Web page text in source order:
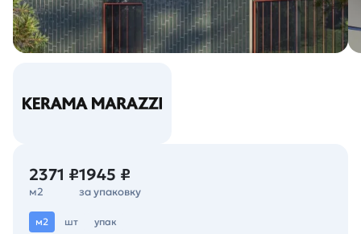
2371 ₽
м2
1945 ₽
за упаковку
м2 шт упак